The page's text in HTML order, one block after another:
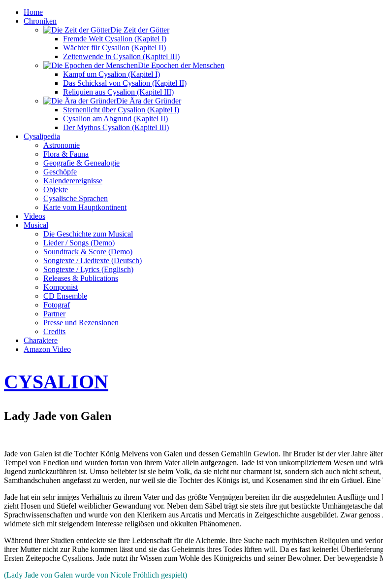
Home
Chroniken
Die Zeit der Götter
Fremde Welt Cysalion (Kapitel I)
Wächter für Cysalion (Kapitel II)
Zeitenwende in Cysalion (Kapitel III)
Die Epochen der Menschen
Kampf um Cysalion (Kapitel I)
Das Schicksal von Cysalion (Kapitel II)
Reliquien aus Cysalion (Kapitel III)
Die Ära der Gründer
Sternenlicht über Cysalion (Kapitel I)
Cysalion am Abgrund (Kapitel II)
Der Mythos Cysalion (Kapitel III)
Cysalipedia
Astronomie
Flora & Fauna
Geografie & Genealogie
Geschöpfe
Kalenderereignisse
Objekte
Cysalische Sprachen
Karte vom Hauptkontinent
Videos
Musical
Die Geschichte zum Musical
Lieder / Songs (Demo)
Soundtrack & Score (Demo)
Songtexte / Liedtexte (Deutsch)
Songtexte / Lyrics (Englisch)
Releases & Publications
Komponist
CD Ensemble
Fotograf
Partner
Presse und Rezensionen
Credits
Charaktere
Amazon Video
CYSALION
Lady Jade von Galen
Jade von Galen ist die Tochter König Melvens von Galen und dessen Gemahlin Gewion. Ihr Bruder ist der vier Jahre
Tempel von Enedion und wurden fortan von ihrem Vater allein aufgezogen. Jade ist von unkompliziertem Wesen und
Jugend zurückzuführen ist. Umso beliebter ist sie beim Volk, da sie nicht nur charmant ist, sondern sich auch nicht
Samthandschuhen angefasst zu werden, nur weil sie die Tochter des Königs ist, und Kosenamen sind ihr ein Gräuel.
Jade hat ein sehr inniges Verhältnis zu ihrem Vater und das größte Vergnügen bereiten ihr die ausgedehnten Ausflüge
zieht Hosen und Stiefel weiblicher Gewandung vor. Neben dem Säbel trägt sie stets ihre gut bestückte Umhängetasche
Sprachwissenschaften und wurde von den Klerikern aus Arcatis und Mercatis in Zeitgeschichte ausgebildet. Zwar
widmete sich mit steigendem Interesse religiösen und okkulten Phänomenen.
Während ihrer Studien entdeckte sie ihre Leidenschaft für die Alchemie. Ihre Suche nach mythischen Reliquien und
ihrer Mutter nicht zur Ruhe kommen lässt und sie das Geheimnis ihres Todes lüften will. Da es fast keinerlei
Ersten Zeitepoche Cysalions. Jade nutzt ihr Wissen zum Wohle des Königreichs und seiner Bewohner. Der
(Lady Jade von Galen wurde von Nicole Fröhlich gespielt)